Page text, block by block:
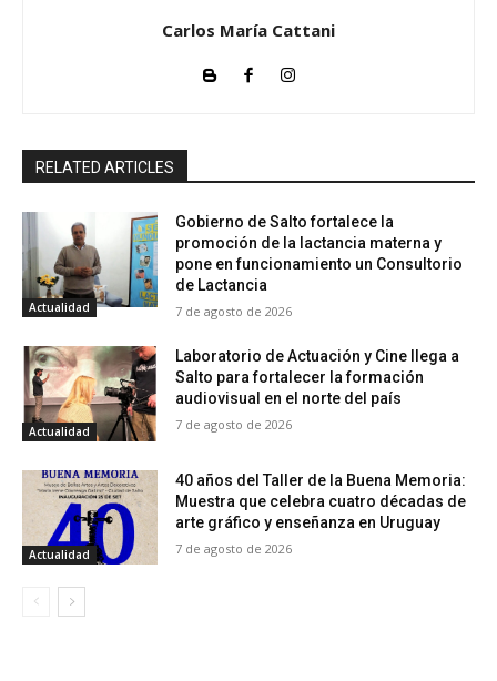
Carlos María Cattani
RELATED ARTICLES
Actualidad
Gobierno de Salto fortalece la
promoción de la lactancia materna y
pone en funcionamiento un Consultorio
de Lactancia
7 de agosto de 2026
Actualidad
Laboratorio de Actuación y Cine llega a
Salto para fortalecer la formación
audiovisual en el norte del país
7 de agosto de 2026
Actualidad
40 años del Taller de la Buena Memoria:
Muestra que celebra cuatro décadas de
arte gráfico y enseñanza en Uruguay
7 de agosto de 2026